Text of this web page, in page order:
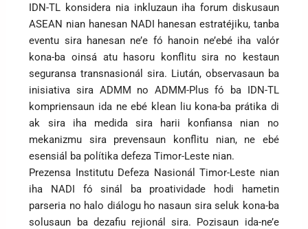
IDN-TL konsidera nia inkluzaun iha forum diskusaun
ASEAN nian hanesan NADI hanesan estratéjiku, tanba
eventu sira hanesan ne’e fó hanoin ne’ebé iha valór
kona-ba oinsá atu hasoru konflitu sira no kestaun
seguransa transnasionál sira. Liután, observasaun ba
inisiativa sira ADMM no ADMM-Plus fó ba IDN-TL
kompriensaun ida ne ebé klean liu kona-ba prátika di
ak sira iha medida sira harii konfiansa nian no
mekanizmu sira prevensaun konflitu nian, ne ebé
esensiál ba polítika defeza Timor-Leste nian.
Prezensa Institutu Defeza Nasionál Timor-Leste nian
iha NADI fó sinál ba proatividade hodi hametin
parseria no halo diálogu ho nasaun sira seluk kona-ba
solusaun ba dezafiu rejionál sira. Pozisaun ida-ne’e